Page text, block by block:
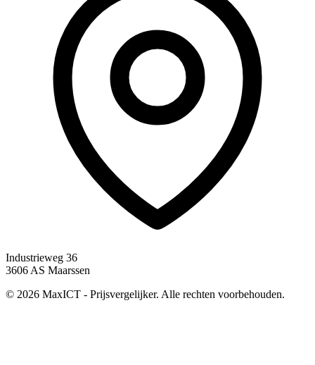
Industrieweg 36
3606 AS Maarssen
© 2026 MaxICT - Prijsvergelijker. Alle rechten voorbehouden.